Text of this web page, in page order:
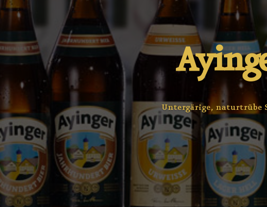
Untergärige, naturtrübe